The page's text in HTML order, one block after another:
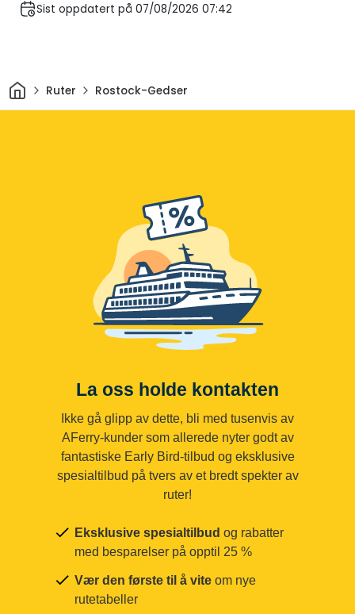
Sist oppdatert på 07/08/2026 07:42
HjemRuter Rostock-Gedser
La oss holde kontakten
Ikke gå glipp av dette, bli med tusenvis av
AFerry-kunder som allerede nyter godt av
fantastiske Early Bird-tilbud og eksklusive
spesialtilbud på tvers av et bredt spekter av
ruter!
Eksklusive spesialtilbud og rabatter
med besparelser på opptil 25 %
Vær den første til å vite om nye
rutetabeller